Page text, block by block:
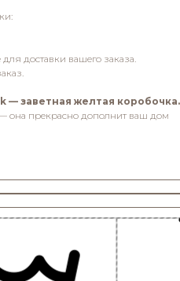
доставки вашего заказа.
— заветная желтая коробочка.
— она прекрасно дополнит ваш дом